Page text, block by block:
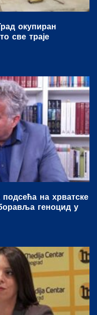
окупиран
све траје
на хрватске
геноцид у